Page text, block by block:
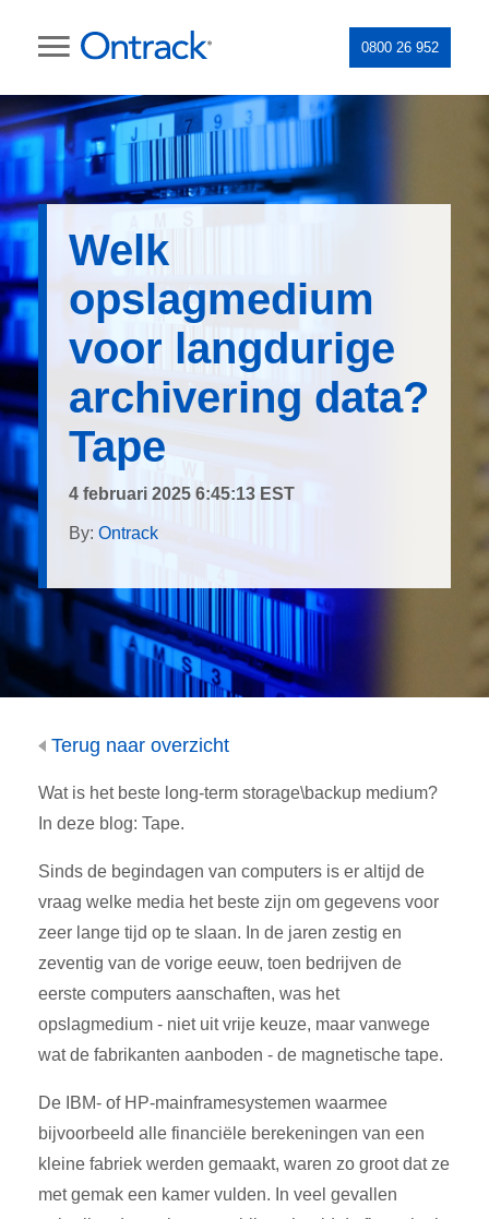
0800 26 952
Welk
opslagmedium
voor langdurige
archivering data?
Tape
4 februari 2025 6:45:13 EST
By: Ontrack
Terug naar overzicht
Wat is het beste long-term storage\backup medium?
In deze blog: Tape.
Sinds de begindagen van computers is er altijd de
vraag welke media het beste zijn om gegevens voor
zeer lange tijd op te slaan. In de jaren zestig en
zeventig van de vorige eeuw, toen bedrijven de
eerste computers aanschaften, was het
opslagmedium - niet uit vrije keuze, maar vanwege
wat de fabrikanten aanboden - de magnetische tape.
De IBM- of HP-mainframesystemen waarmee
bijvoorbeeld alle financiële berekeningen van een
kleine fabriek werden gemaakt, waren zo groot dat ze
met gemak een kamer vulden. In veel gevallen